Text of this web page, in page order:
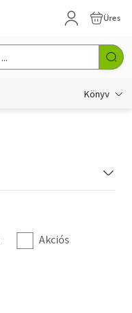
Üres
Könyv
Akciós